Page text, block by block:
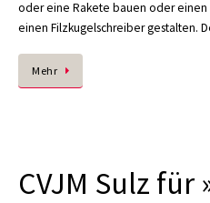
oder eine Rakete bauen oder einen
einen Filzkugelschreiber gestalten.
Mehr
CVJM Sulz für